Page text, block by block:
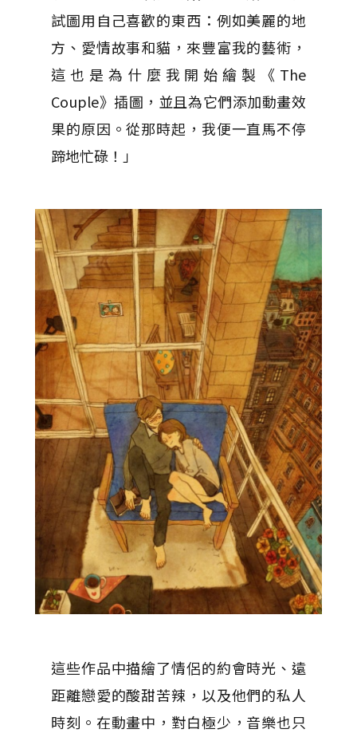
試圖用自己喜歡的東西：例如美麗的地
方、愛情故事和貓，來豐富我的藝術，
這也是為什麼我開始繪製《The
Couple》插圖，並且為它們添加動畫效
果的原因。從那時起，我便一直馬不停
蹄地忙碌！」
這些作品中描繪了情侶的約會時光、遠
距離戀愛的酸甜苦辣，以及他們的私人
時刻。在動畫中，對白極少，音樂也只